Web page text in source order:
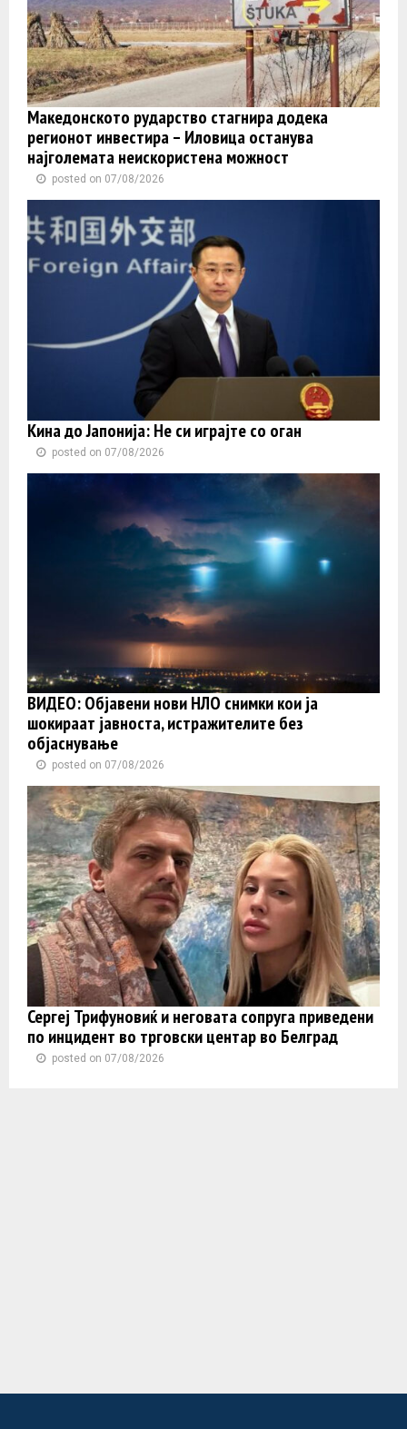
Македонското рударство стагнира додека
регионот инвестира – Иловица останува
најголемата неискористена можност
posted on 07/08/2026
Кина до Јапонија: Не си играјте со оган
posted on 07/08/2026
ВИДЕО: Објавени нови НЛО снимки кои ја
шокираат јавноста, истражителите без
објаснување
posted on 07/08/2026
Сергеј Трифуновиќ и неговата сопруга приведени
по инцидент во трговски центар во Белград
posted on 07/08/2026